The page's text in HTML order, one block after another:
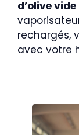
d’olive vide
rechargés,
avec votre